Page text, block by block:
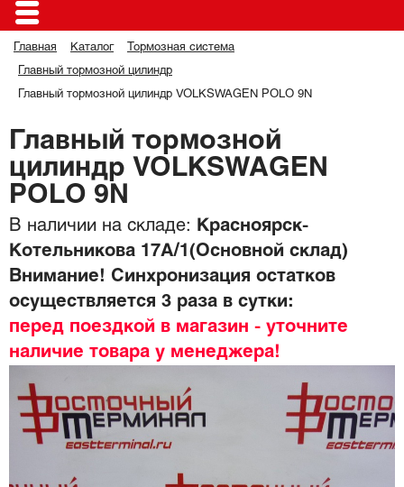
Главная Каталог Тормозная система
Главный тормозной цилиндр
Главный тормозной цилиндр VOLKSWAGEN POLO 9N
Главный тормозной
цилиндр VOLKSWAGEN
POLO 9N
В наличии на складе:
Красноярск-
Котельникова 17А/1(Основной склад)
Внимание! Синхронизация остатков
осуществляется 3 раза в сутки:
перед поездкой в магазин - уточните
наличие товара у менеджера!